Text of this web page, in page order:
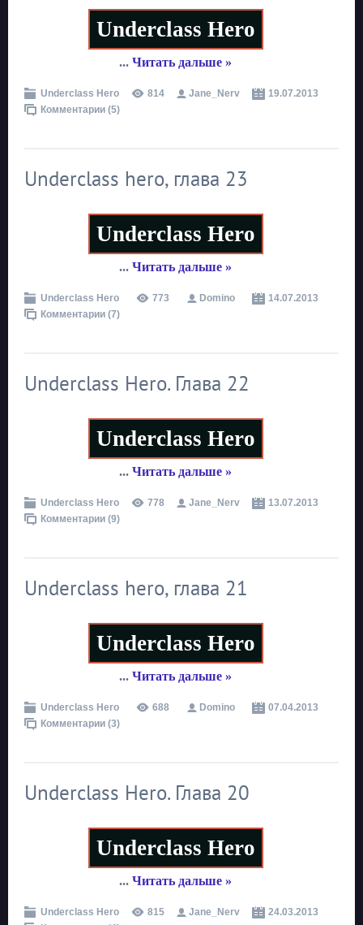
Underclass Hero
... Читать дальше »
Underclass Hero 814 Jane_Nerv
19.07.2013
Комментарии (5)
Underclass hero, глава 23
Underclass Hero
... Читать дальше »
Underclass Hero 773 Domino
14.07.2013
Комментарии (7)
Underclass Hero. Глава 22
Underclass Hero
... Читать дальше »
Underclass Hero 778 Jane_Nerv
13.07.2013
Комментарии (9)
Underclass hero, глава 21
Underclass Hero
... Читать дальше »
Underclass Hero 688 Domino
07.04.2013
Комментарии (3)
Underclass Hero. Глава 20
Underclass Hero
... Читать дальше »
Underclass Hero 815 Jane_Nerv
24.03.2013